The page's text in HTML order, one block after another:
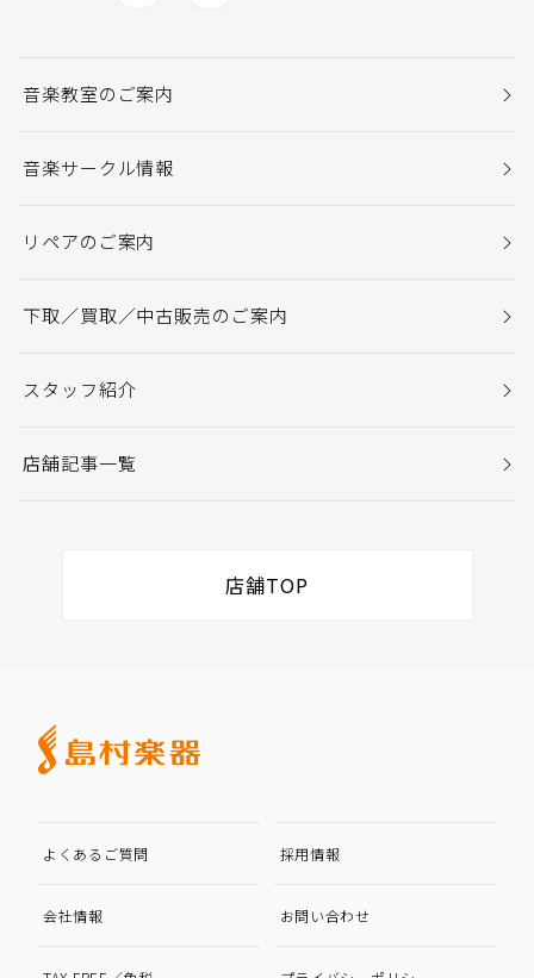
音楽教室のご案内
音楽サークル情報
リペアのご案内
下取／買取／中古販売のご案内
スタッフ紹介
店舗記事一覧
店舗TOP
よくあるご質問 採用情報
会社情報 お問い合わせ